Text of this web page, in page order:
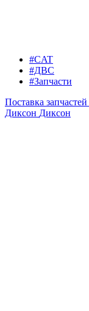
#CAT
#ДВС
#Запчасти
Поставка запчастей
Диксон Диксон